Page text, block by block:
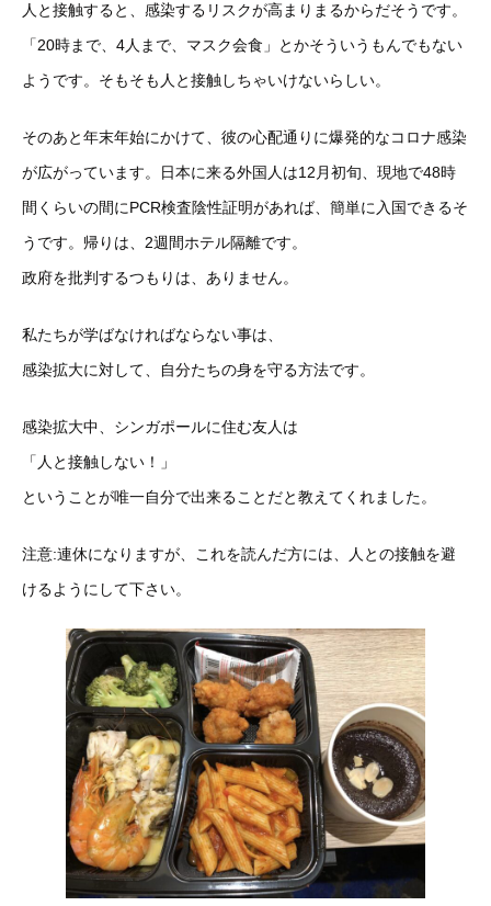
人と接触すると、感染するリスクが高まりまるからだそうです。
「20時まで、4人まで、マスク会食」とかそういうもんでもない
ようです。そもそも人と接触しちゃいけないらしい。
そのあと年末年始にかけて、彼の心配通りに爆発的なコロナ感染
が広がっています。日本に来る外国人は12月初旬、現地で48時
間くらいの間にPCR検査陰性証明があれば、簡単に入国できるそ
うです。帰りは、2週間ホテル隔離です。
政府を批判するつもりは、ありません。
私たちが学ばなければならない事は、
感染拡大に対して、自分たちの身を守る方法です。
感染拡大中、シンガポールに住む友人は
「人と接触しない！」
ということが唯一自分で出来ることだと教えてくれました。
注意:連休になりますが、これを読んだ方には、人との接触を避
けるようにして下さい。